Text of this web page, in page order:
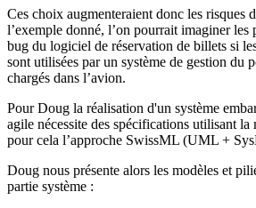
Ces choix augmenteraient donc les risques
l’exemple donné, l’on pourrait imaginer les
bug du logiciel de réservation de billets si
sont utilisées par un système de gestion du
chargés dans l’avion.
Pour Doug la réalisation d'un système
agile nécessite des spécifications utilisant
pour cela l’approche SwissML (UML +
Doug nous présente alors les modèles et
partie système :